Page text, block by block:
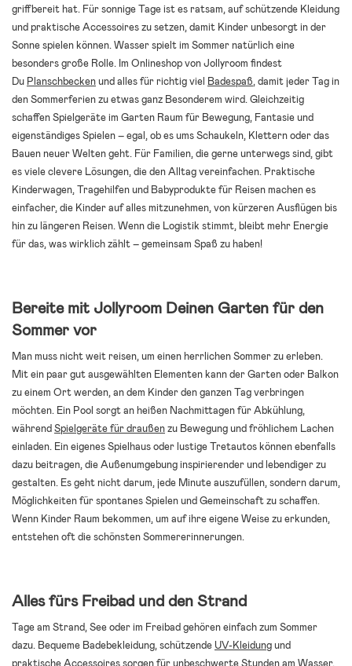
griffbereit hat. Für sonnige Tage ist es ratsam, auf schützende Kleidung
und praktische Accessoires zu setzen, damit Kinder unbesorgt in der
Sonne spielen können. Wasser spielt im Sommer natürlich eine
besonders große Rolle. Im Onlineshop von Jollyroom findest
Du Planschbeckenund alles für richtig viel Badespaß, damit jeder Tag in
den Sommerferien zu etwas ganz Besonderem wird. Gleichzeitig
schaffen Spielgeräte im Garten Raum für Bewegung, Fantasie und
eigenständiges Spielen – egal, ob es ums Schaukeln, Klettern oder das
Bauen neuer Welten geht. Für Familien, die gerne unterwegs sind, gibt
es viele clevere Lösungen, die den Alltag vereinfachen. Praktische
Kinderwagen, Tragehilfen und Babyprodukte für Reisen machen es
einfacher, die Kinder auf alles mitzunehmen, von kürzeren Ausflügen bis
hin zu längeren Reisen. Wenn die Logistik stimmt, bleibt mehr Energie
für das, was wirklich zählt – gemeinsam Spaß zu haben!
Bereite mit Jollyroom Deinen Garten für den
Sommer vor
Man muss nicht weit reisen, um einen herrlichen Sommer zu erleben.
Mit ein paar gut ausgewählten Elementen kann der Garten oder Balkon
zu einem Ort werden, an dem Kinder den ganzen Tag verbringen
möchten. Ein Pool sorgt an heißen Nachmittagen für Abkühlung,
währendSpielgeräte für draußenzu Bewegung und fröhlichem Lachen
einladen. Ein eigenes Spielhaus oder lustige Tretautos können ebenfalls
dazu beitragen, die Außenumgebung inspirierender und lebendiger zu
gestalten. Es geht nicht darum, jede Minute auszufüllen, sondern darum,
Möglichkeiten für spontanes Spielen und Gemeinschaft zu schaffen.
Wenn Kinder Raum bekommen, um auf ihre eigene Weise zu erkunden,
entstehen oft die schönsten Sommererinnerungen.
Alles fürs Freibad und den Strand
Tage am Strand, See oder im Freibad gehören einfach zum Sommer
dazu. Bequeme Badebekleidung, schützende UV-Kleidungund